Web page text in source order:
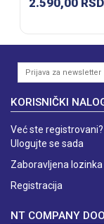
2.590,00
KORISNIČKI
Već ste registrovani?
Ulogujte se sada
Zaboravljena lozinka
Registracija
NT COMPANY DOO